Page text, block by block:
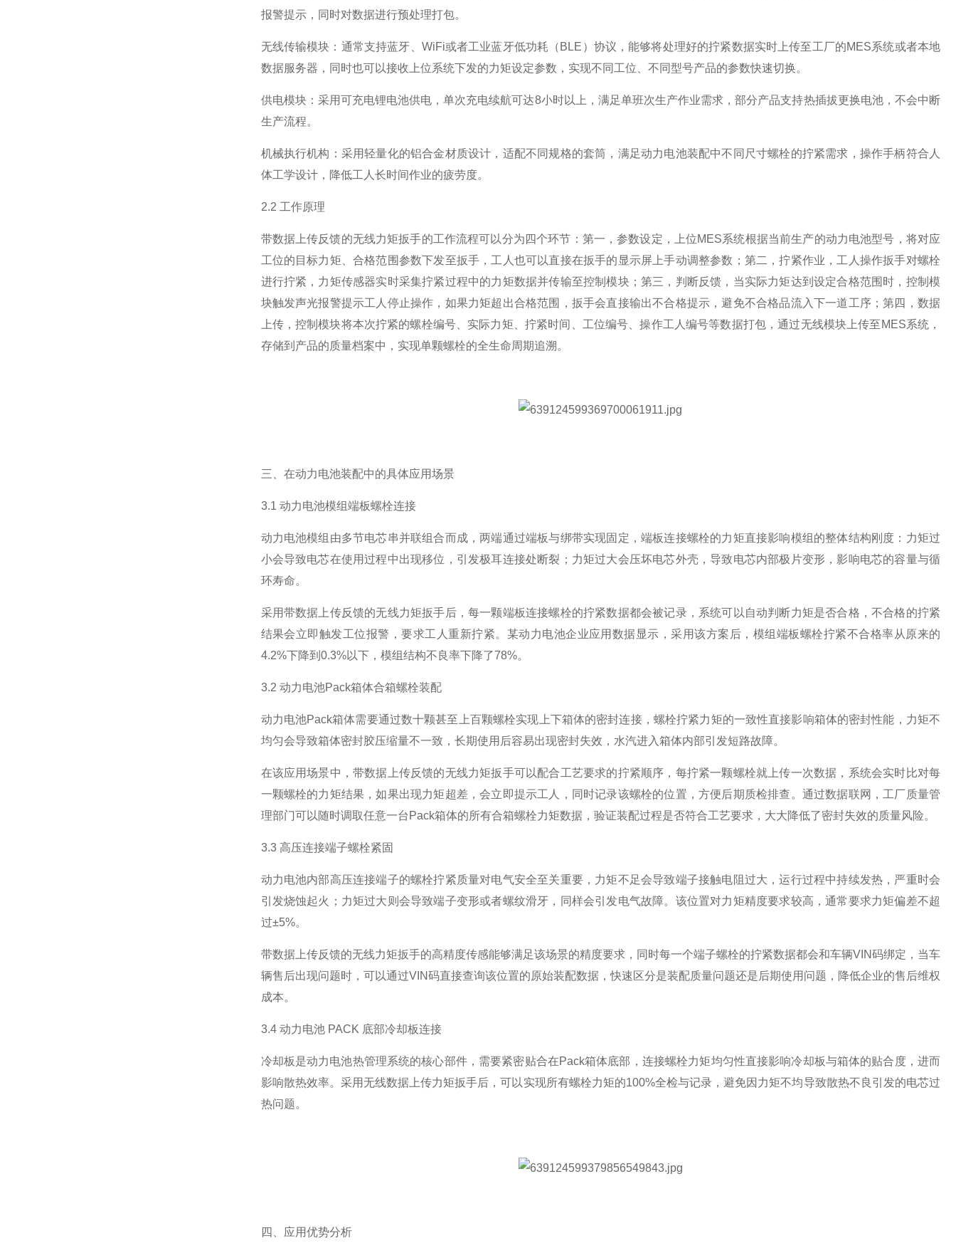
报警提示，同时对数据进行预处理打包。
无线传输模块：通常支持蓝牙、WiFi或者工业蓝牙低功耗（BLE）协议，能够将处理好的拧紧数据实时上传至工厂的MES系统或者本地
数据服务器，同时也可以接收上位系统下发的力矩设定参数，实现不同工位、不同型号产品的参数快速切换。
供电模块：采用可充电锂电池供电，单次充电续航可达8小时以上，满足单班次生产作业需求，部分产品支持热插拔更换电池，不会中断
生产流程。
机械执行机构：采用轻量化的铝合金材质设计，适配不同规格的套筒，满足动力电池装配中不同尺寸螺栓的拧紧需求，操作手柄符合人
体工学设计，降低工人长时间作业的疲劳度。
2.2 工作原理
带数据上传反馈的无线力矩扳手的工作流程可以分为四个环节：第一，参数设定，上位MES系统根据当前生产的动力电池型号，将对应
工位的目标力矩、合格范围参数下发至扳手，工人也可以直接在扳手的显示屏上手动调整参数；第二，拧紧作业，工人操作扳手对螺栓
进行拧紧，力矩传感器实时采集拧紧过程中的力矩数据并传输至控制模块；第三，判断反馈，当实际力矩达到设定合格范围时，控制模
块触发声光报警提示工人停止操作，如果力矩超出合格范围，扳手会直接输出不合格提示，避免不合格品流入下一道工序；第四，数据
上传，控制模块将本次拧紧的螺栓编号、实际力矩、拧紧时间、工位编号、操作工人编号等数据打包，通过无线模块上传至MES系统，
存储到产品的质量档案中，实现单颗螺栓的全生命周期追溯。
三、在动力电池装配中的具体应用场景
3.1 动力电池模组端板螺栓连接
动力电池模组由多节电芯串并联组合而成，两端通过端板与绑带实现固定，端板连接螺栓的力矩直接影响模组的整体结构刚度：力矩过
小会导致电芯在使用过程中出现移位，引发极耳连接处断裂；力矩过大会压坏电芯外壳，导致电芯内部极片变形，影响电芯的容量与循
环寿命。
采用带数据上传反馈的无线力矩扳手后，每一颗端板连接螺栓的拧紧数据都会被记录，系统可以自动判断力矩是否合格，不合格的拧紧
结果会立即触发工位报警，要求工人重新拧紧。某动力电池企业应用数据显示，采用该方案后，模组端板螺栓拧紧不合格率从原来的
4.2%下降到0.3%以下，模组结构不良率下降了78%。
3.2 动力电池Pack箱体合箱螺栓装配
动力电池Pack箱体需要通过数十颗甚至上百颗螺栓实现上下箱体的密封连接，螺栓拧紧力矩的一致性直接影响箱体的密封性能，力矩不
均匀会导致箱体密封胶压缩量不一致，长期使用后容易出现密封失效，水汽进入箱体内部引发短路故障。
在该应用场景中，带数据上传反馈的无线力矩扳手可以配合工艺要求的拧紧顺序，每拧紧一颗螺栓就上传一次数据，系统会实时比对每
一颗螺栓的力矩结果，如果出现力矩超差，会立即提示工人，同时记录该螺栓的位置，方便后期质检排查。通过数据联网，工厂质量管
理部门可以随时调取任意一台Pack箱体的所有合箱螺栓力矩数据，验证装配过程是否符合工艺要求，大大降低了密封失效的质量风险。
3.3 高压连接端子螺栓紧固
动力电池内部高压连接端子的螺栓拧紧质量对电气安全至关重要，力矩不足会导致端子接触电阻过大，运行过程中持续发热，严重时会
引发烧蚀起火；力矩过大则会导致端子变形或者螺纹滑牙，同样会引发电气故障。该位置对力矩精度要求较高，通常要求力矩偏差不超
过±5%。
带数据上传反馈的无线力矩扳手的高精度传感能够满足该场景的精度要求，同时每一个端子螺栓的拧紧数据都会和车辆VIN码绑定，当车
辆售后出现问题时，可以通过VIN码直接查询该位置的原始装配数据，快速区分是装配质量问题还是后期使用问题，降低企业的售后维权
成本。
3.4 动力电池 PACK 底部冷却板连接
冷却板是动力电池热管理系统的核心部件，需要紧密贴合在Pack箱体底部，连接螺栓力矩均匀性直接影响冷却板与箱体的贴合度，进而
影响散热效率。采用无线数据上传力矩扳手后，可以实现所有螺栓力矩的100%全检与记录，避免因力矩不均导致散热不良引发的电芯过
热问题。
四、应用优势分析